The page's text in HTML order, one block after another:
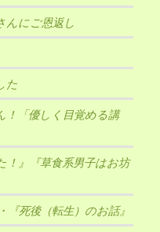
んにご恩返し
た
！「優しく目覚める講
！』『草食系男子はお坊
死後（転生）のお話』